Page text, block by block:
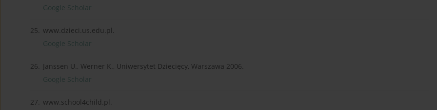
Google Scholar
25. www.dzieci.us.edu.pl.
Google Scholar
26. Janssen U., Werner K., Uniwersytet Dziecięcy, Warszawa 2006.
Google Scholar
27. www.school4child.pl.